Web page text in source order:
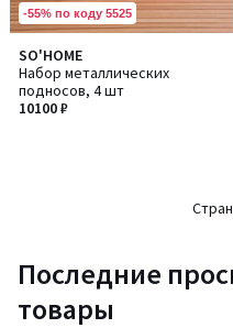
-55% по коду 5525
SO'HOME
Набор металлических
подносов, 4 шт
10100 ₽
Последние
товары